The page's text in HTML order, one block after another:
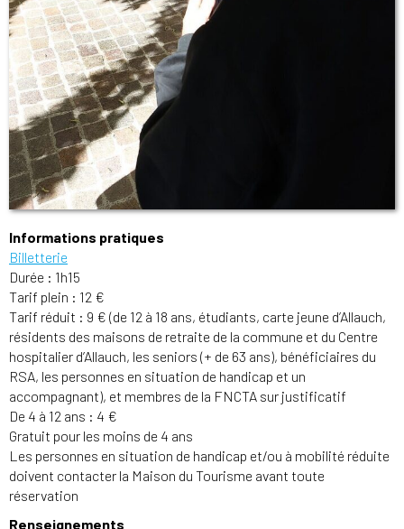
Informations pratiques
Billetterie
Durée : 1h15
Tarif plein : 12 €
Tarif réduit : 9 € (de 12 à 18 ans, étudiants, carte jeune d’Allauch,
résidents des maisons de retraite de la commune et du Centre
hospitalier d’Allauch, les seniors (+ de 63 ans), bénéficiaires du
RSA, les personnes en situation de handicap et un
accompagnant), et membres de la FNCTA sur justificatif
De 4 à 12 ans : 4 €
Gratuit pour les moins de 4 ans
Les personnes en situation de handicap et/ou à mobilité réduite
doivent contacter la Maison du Tourisme avant toute
réservation
Renseignements